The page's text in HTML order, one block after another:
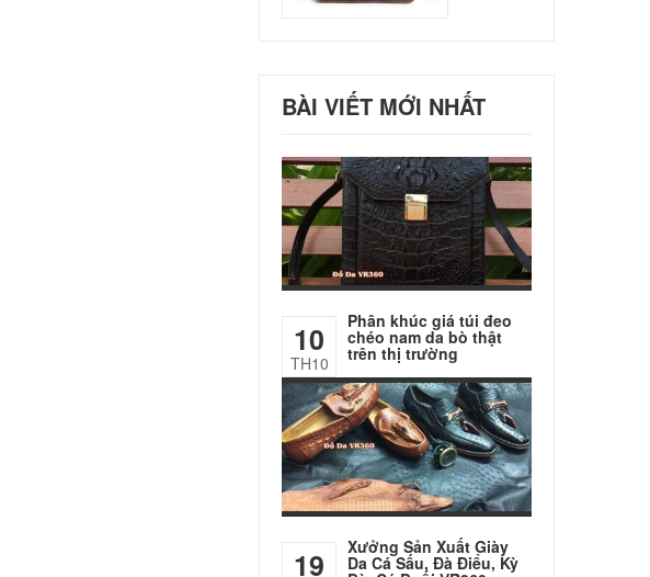
BÀI VIẾT MỚI NHẤT
10
TH10
Phân khúc giá túi đeo
chéo nam da bò thật
trên thị trường
19 Xưởng Sản Xuất Giày
Da Cá Sấu, Đà Điểu, Kỳ